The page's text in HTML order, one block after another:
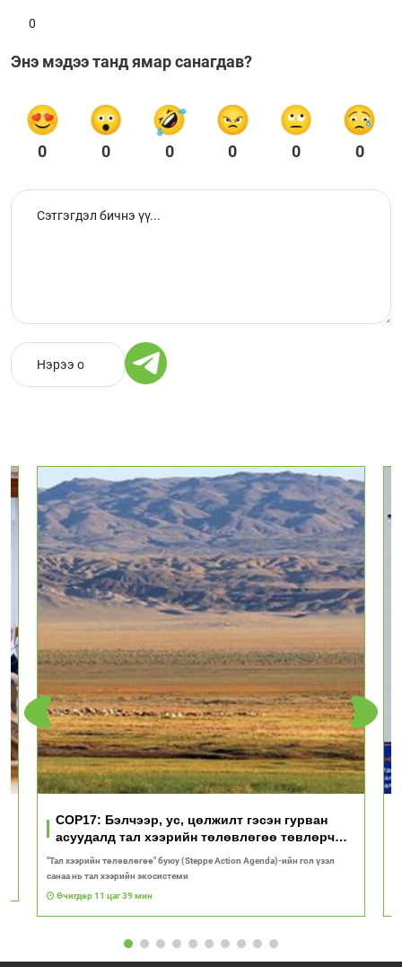
0
Энэ мэдээ танд ямар санагдав?
0 0 0 0 0 0
COP17: Бэлчээр, ус, цөлжилт гэсэн гурван
асуудалд тал хээрийн төлөвлөгөө төвлөрч
байна
"Тал хээрийн төлөвлөгөө" буюу (Steppe Action Agenda)-ийн гол үзэл
санаа нь тал хээрийн экосистеми
Өчигдөр 11 цаг 39 мин